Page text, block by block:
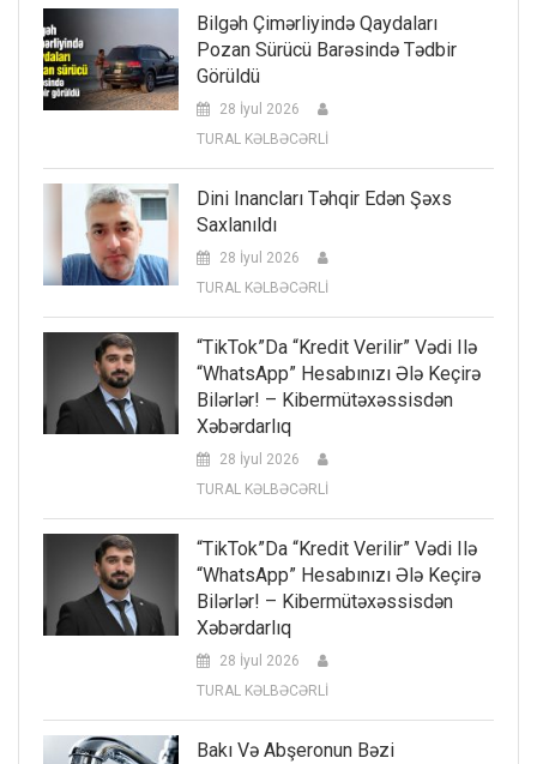
Bilgəh Çimərliyində Qaydaları
Pozan Sürücü Barəsində Tədbir
Görüldü
28 İyul 2026
TURAL KƏLBƏCƏRLİ
Dini Inancları Təhqir Edən Şəxs
Saxlanıldı
28 İyul 2026
TURAL KƏLBƏCƏRLİ
“TikTok”da “kredit Verilir” Vədi Ilə
“WhatsApp” Hesabınızı Ələ Keçirə
Bilərlər! – Kibermütəxəssisdən
Xəbərdarlıq
28 İyul 2026
TURAL KƏLBƏCƏRLİ
“TikTok”da “kredit Verilir” Vədi Ilə
“WhatsApp” Hesabınızı Ələ Keçirə
Bilərlər! – Kibermütəxəssisdən
Xəbərdarlıq
28 İyul 2026
TURAL KƏLBƏCƏRLİ
Bakı Və Abşeronun Bəzi